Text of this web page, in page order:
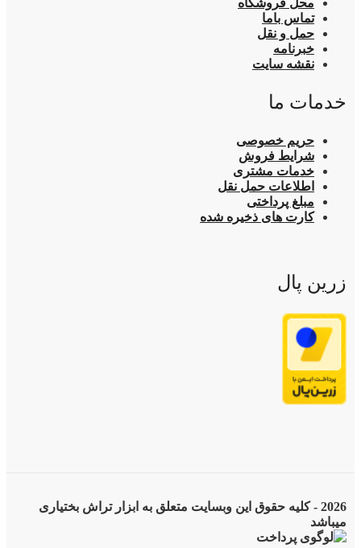
محل فروشگاه
تماس باما
حمل و نقل
خبرنامه
نقشه سایت
خدمات ما
حریم خصوصی
شرایط فروش
خدمات مشتری
اطلاعات حمل نقل
مبلغ پرداختی
کارت های ذخیره شده
زرین پال
2026 - کلیه حقوق این وبسایت متعلق به ابزار تراش بختیاری
میباشد